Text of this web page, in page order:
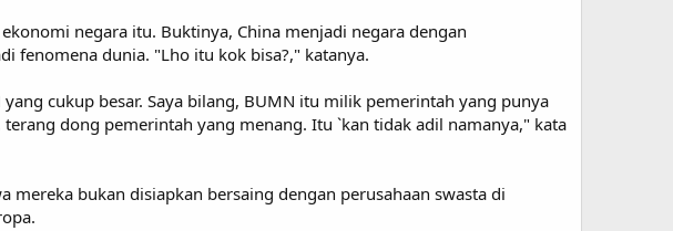
negara itu. Buktinya, China menjadi negara dengan
fenomena dunia. "Lho itu kok bisa?," katanya.
cukup besar. Saya bilang, BUMN itu milik pemerintah yang punya
dong pemerintah yang menang. Itu `kan tidak adil namanya," kata
bukan disiapkan bersaing dengan perusahaan swasta di